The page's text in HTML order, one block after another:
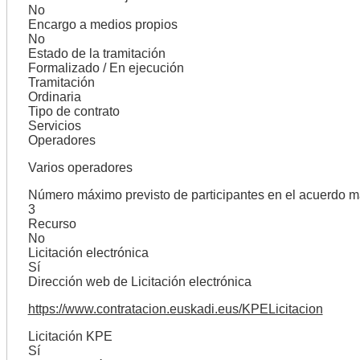
No
Encargo a medios propios
No
Estado de la tramitación
Formalizado / En ejecución
Tramitación
Ordinaria
Tipo de contrato
Servicios
Operadores
Varios operadores
Número máximo previsto de participantes en el acuerdo
3
Recurso
No
Licitación electrónica
Sí
Dirección web de Licitación electrónica
https://www.contratacion.euskadi.eus/KPELicitacion
Licitación KPE
Sí